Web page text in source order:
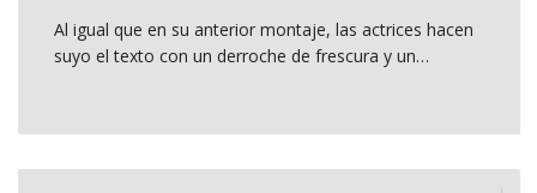
Al igual que en su anterior montaje, las actrices hacen
suyo el texto con un derroche de frescura y un…